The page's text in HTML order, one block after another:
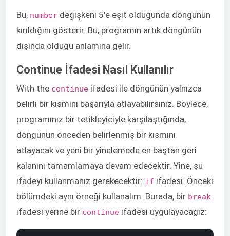
Bu, number değişkeni 5'e eşit olduğunda döngünün
kırıldığını gösterir. Bu, programın artık döngünün
dışında olduğu anlamına gelir.
Continue İfadesi Nasıl Kullanılır
With the continue ifadesi ile döngünün yalnızca
belirli bir kısmını başarıyla atlayabilirsiniz. Böylece,
programınız bir tetikleyiciyle karşılaştığında,
döngünün önceden belirlenmiş bir kısmını
atlayacak ve yeni bir yinelemede en baştan geri
kalanını tamamlamaya devam edecektir. Yine, şu
ifadeyi kullanmanız gerekecektir: if ifadesi. Önceki
bölümdeki aynı örneği kullanalım. Burada, bir break
ifadesi yerine bir continue ifadesi uygulayacağız: